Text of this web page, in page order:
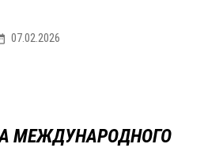
07.02.2026
МЕЖДУНАРОДНОГО